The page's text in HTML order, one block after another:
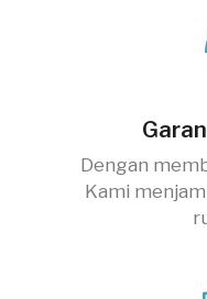
Dengan
Kami